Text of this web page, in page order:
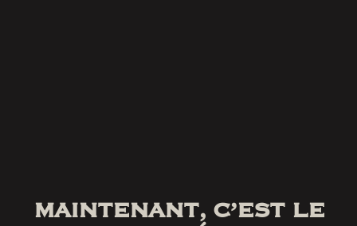
MAINTENANT, C’EST LE